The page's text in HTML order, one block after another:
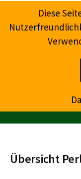
Inhalt
Wein,
Übersicht
Diese